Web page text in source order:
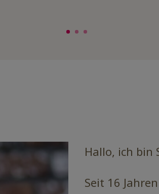
Hallo, ich bin
Seit 16